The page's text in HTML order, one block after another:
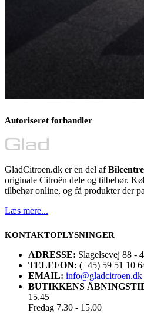
Autoriseret forhandler
GladCitroen.dk er en del af
originale Citroën dele og tilbehør.
tilbehør online, og få produkter der
Læs mere...
KONTAKTOPLYSNINGER
ADRESSE: Slagelsevej 88 -
TELEFON: (+45) 59 51 10
EMAIL: info@gladcitroen.dk
BUTIKKENS
15.45
Fredag 7.30 - 15.00